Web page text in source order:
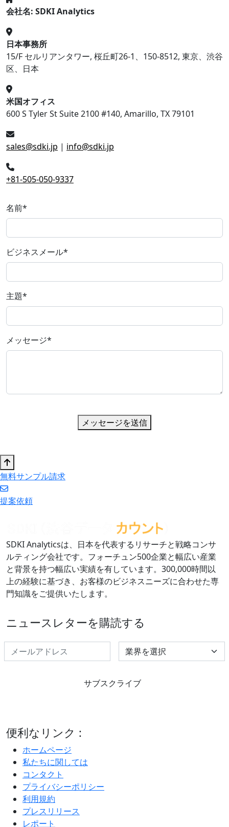
会社名: SDKI Analytics
日本事務所
15/F セルリアンタワー, 桜丘町26-1、150-8512, 東京、渋谷
区、日本
米国オフィス
600 S Tyler St Suite 2100 #140, Amarillo, TX 79101
sales@sdki.jp | info@sdki.jp
+81-505-050-9337
名前*
ビジネスメール*
主題*
メッセージ*
メッセージを送信
無料サンプル請求
提案依頼
SDKI Analyticsは、日本を代表するリサーチと戦略コンサ
ルティング会社です。フォーチュン500企業と幅広い産業
と背景を持つ幅広い実績を有しています。300,000時間以
上の経験に基づき、お客様のビジネスニーズに合わせた専
門知識をご提供いたします。
ニュースレターを購読する
Select Industry
サブスクライブ
便利なリンク :
ホームページ
私たちに関しては
コンタクト
プライバシーポリシー
利用規約
プレスリリース
レポート